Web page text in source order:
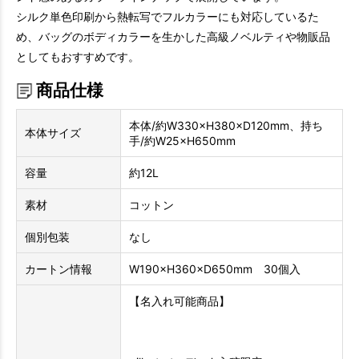
シルク単色印刷から熱転写でフルカラーにも対応しているた
め、バッグのボディカラーを生かした高級ノベルティや物販品
としてもおすすめです。
商品仕様
本体サイズ
本体/約W330×H380×D120mm、持ち
手/約W25×H650mm
容量 約12L
素材 コットン
個別包装 なし
カートン情報 W190×H360×D650mm 30個入
【名入れ可能商品】